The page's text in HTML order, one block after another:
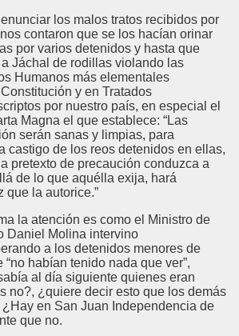
los malos tratos recibidos por
contaron que se los hacían orinar
por varios detenidos y hasta que
Jáchal de rodillas violando las
Humanos más elementales
y en Tratados
por nuestro país, en especial el
Magna el que establece: “Las
serán sanas y limpias, para
castigo de los reos detenidos en ellas,
pretexto de precaución conduzca a
de lo que aquélla exija, hará
que la autorice.”
la atención es como el Ministro de
Daniel Molina intervino
a los detenidos menores de
habían tenido nada que ver”,
al día siguiente quienes eran
no?, ¿quiere decir esto que los demás
en San Juan Independencia de
que no.